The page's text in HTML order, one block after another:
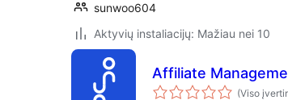
sunwoo604
Aktyvių instaliacijų: Mažiau nei 10
Affiliate
(Viso